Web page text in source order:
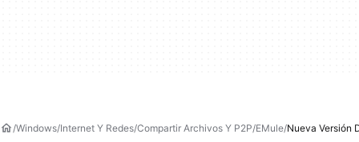
Windows Internet Y Redes Compartir Archivos Y P2P EMule Nueva Versión